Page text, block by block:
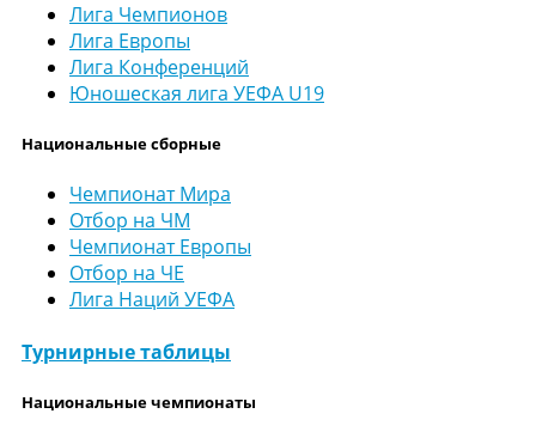
Лига Чемпионов
Лига Европы
Лига Конференций
Юношеская лига УЕФА U19
Национальные сборные
Чемпионат Мира
Отбор на ЧМ
Чемпионат Европы
Отбор на ЧЕ
Лига Наций УЕФА
Турнирные таблицы
Национальные чемпионаты